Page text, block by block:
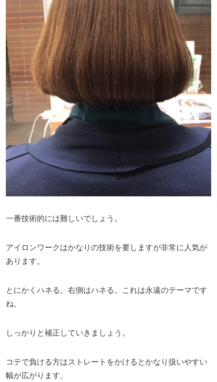
一番技術的には難しいでしょう。
アイロンワークはかなりの技術を要しますが非常に人気が
あります。
とにかくハネる。右側はハネる。これは永遠のテーマです
ね。
しっかりと補正していきましょう。
コテで負ける方はストレートをかけるとかなり扱いやすい
幅が広がります。